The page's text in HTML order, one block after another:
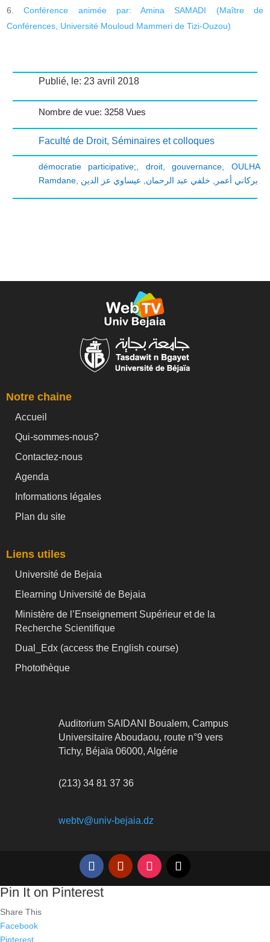
Conférence animée par: Amina SAMADI (Maître de
Conférences, Université Mouloud Mammeri de Tizi-Ouzou)
Publié, le: 23 avril 2018
Nombre de vue: 3258 Vues
Faculté de Droit, Séminaires et colloques
démocratie participative; droit, gouvernance
OULHA
Ramdane, بركاني أعمر خلفي عبد الرحمان عيساوي عز الدين
Notre chaine
Accueil
Qui-sommes-nous?
Contactez-nous
Agenda
Informations légales
Plan du site
Liens utiles
Université de Bejaia
Elearning Université de Bejaia
Ministère de l’Enseignement Supérieur et de la
Recherche Scientifique
Dual_Edx (access the English course)
Photothèque
Auditorium SAIDANI Boualem, Campus
Universitaire Aboudaou, route n°9 vers
Tichy, Béjaïa 06000, Algérie
(213) 34 81 37 36
webtv@univ-bejaia.dz
Pin It on Pinterest
Share This
Facebook
Pinterest